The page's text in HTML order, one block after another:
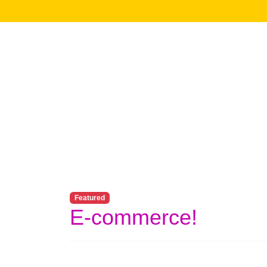
Featured
E-commerce!